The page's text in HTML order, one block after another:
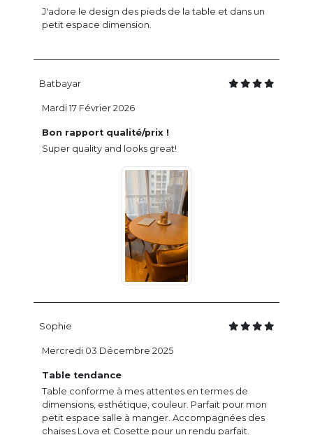
J'adore le design des pieds de la table et dans un
petit espace dimension.
Batbayar
Bon rapport qualité/prix !
Super quality and looks great!
Mardi 17 Février 2026
Sophie
Table tendance
Table conforme à mes attentes en termes de
dimensions, esthétique, couleur. Parfait pour mon
petit espace salle à manger. Accompagnées des
chaises Lova et Cosette pour un rendu parfait.
Mercredi 03 Décembre 2025